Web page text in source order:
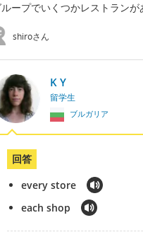
ープでいくつかレストラン
shiroさん
K Y
留学生
ブルガリア
回答
every store
each shop